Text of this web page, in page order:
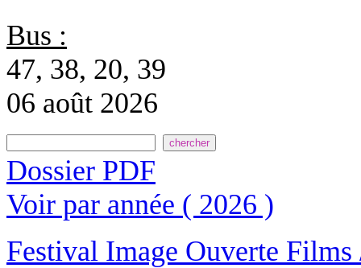
Bus :
47, 38, 20, 39
06 août 2026
Dossier PDF
Voir par année ( 2026 )
Festival Image Ouverte Films